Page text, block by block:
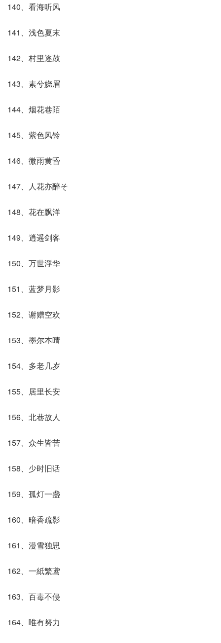
140、看海听风
141、浅色夏末
142、村里逐鼓
143、素兮娆眉
144、烟花巷陌
145、紫色风铃
146、微雨黄昏
147、人花亦醉そ
148、花在飘洋
149、逍遥剑客
150、万世浮华
151、蓝梦月影
152、谢赠空欢
153、墨尔本晴
154、多老几岁
155、居里长安
156、北巷故人
157、众生皆苦
158、少时旧话
159、孤灯一盏
160、暗香疏影
161、漫雪独思
162、一紙繁鸢
163、百毒不侵
164、唯有努力